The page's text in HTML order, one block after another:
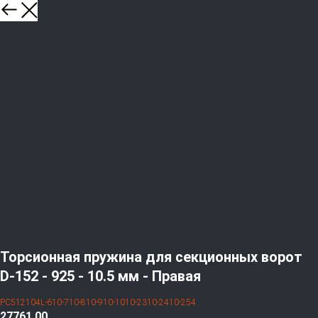
Торсионная пружина для секционных ворот
D-152 - 925 - 10.5 мм - Правая
PC512104L-610-710-810-910-1010-2310-2410-254